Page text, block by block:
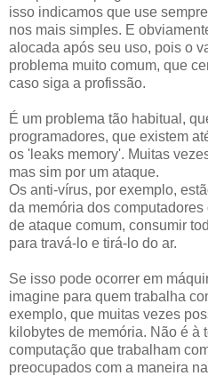
isso indicamos que use
nos mais simples. E
alocada após seu uso, pois o
problema muito comum, que
caso siga a profissão.
É um problema tão habitual,
programadores, que existem
os 'leaks memory'. Muitas
mas sim por um ataque.
Os anti-vírus, por exemplo,
da memória dos
de ataque comum, consumir
para travá-lo e tirá-lo do ar.
Se isso pode ocorrer em
imagine para quem trabalha
exemplo, que muitas vezes
kilobytes de memória. Não é à
computação que trabalham
preocupados com a maneira